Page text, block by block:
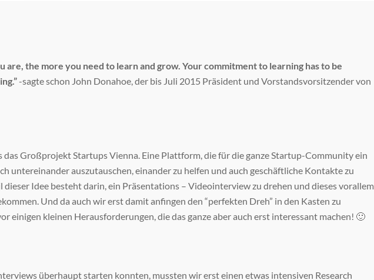
are, the more you need to learn and grow. Your commitment to learning has to be
-sagte schon John Donahoe, der bis Juli 2015 Präsident und Vorstandsvorsitzender von
das Großprojekt Startups Vienna. Eine Plattform, die für die ganze Startup-Community ein
untereinander auszutauschen, einander zu helfen und auch geschäftliche Kontakte zu
dieser Idee besteht darin, ein Präsentations – Videointerview zu drehen und dieses vorallem
Und da auch wir erst damit anfingen den “perfekten Dreh” in den Kasten zu
einigen kleinen Herausforderungen, die das ganze aber auch erst interessant machen! 🙂
überhaupt starten konnten, mussten wir erst einen etwas intensiven Research